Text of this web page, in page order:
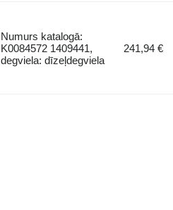
Numurs katalogā:
K0084572 1409441,
degviela: dīzeļdegviela
241,94 €